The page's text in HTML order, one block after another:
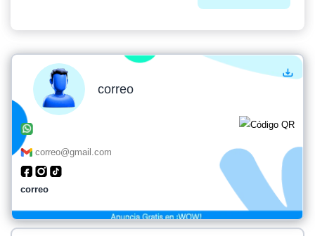
correo
correo@gmail.com
correo